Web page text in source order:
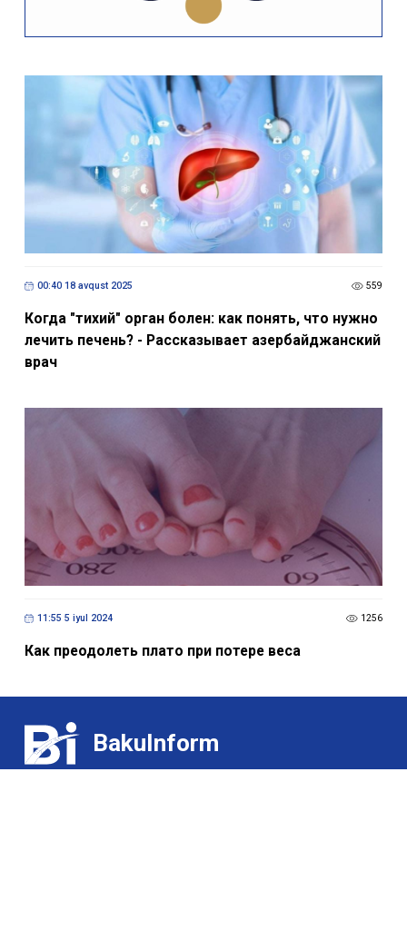
00:40 18 avqust 2025 559
Когда "тихий" орган болен: как понять, что нужно
лечить печень? - Рассказывает азербайджанский
врач
11:55 5 iyul 2024 1256
Как преодолеть плато при потере веса
BakuInform